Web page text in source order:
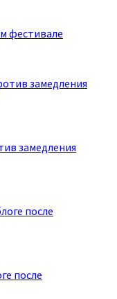
фестивале
замедления
после